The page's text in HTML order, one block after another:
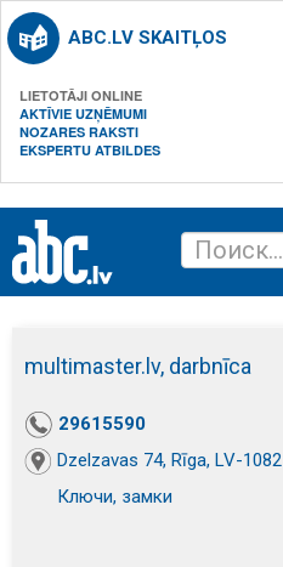
ABC.LV SKAITĻOS
LIETOTĀJI ONLINE
AKTĪVIE UZŅĒMUMI
NOZARES RAKSTI
EKSPERTU ATBILDES
multimaster.lv, darbnīca
29615590
Dzelzavas 74, Rīga, LV-1082
Ключи, замки